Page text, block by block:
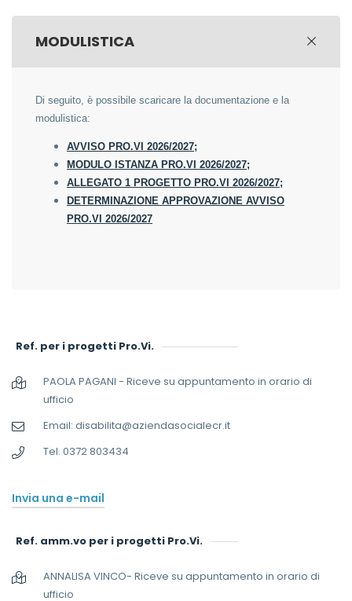
MODULISTICA
Di seguito, è possibile scaricare la documentazione e la
modulistica:
AVVISO PRO.VI 2026/2027;
MODULO ISTANZA PRO.VI 2026/2027;
ALLEGATO 1 PROGETTO PRO.VI 2026/2027;
DETERMINAZIONE APPROVAZIONE AVVISO
PRO.VI 2026/2027
Ref. per i progetti Pro.Vi.
PAOLA PAGANI - Riceve su appuntamento in orario di
ufficio
Email: disabilita@aziendasocialecr.it
Tel. 0372 803434
Invia una e-mail
Ref. amm.vo per i progetti Pro.Vi.
ANNALISA VINCO- Riceve su appuntamento in orario di
ufficio